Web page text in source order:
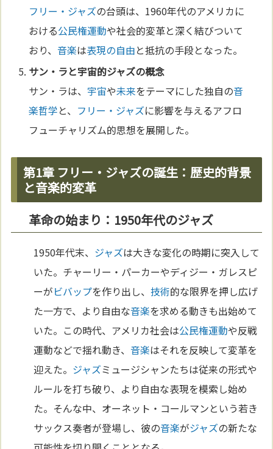
フリー・ジャズの台頭は、1960年代のアメリカに
おける公民権運動や社会的変革と深く結びついて
おり、音楽は表現の自由と抵抗の手段となった。
サン・ラと宇宙的ジャズの概念
サン・ラは、 宇宙や未来をテーマにした独自の音
楽哲学と、 フリー・ジャズに影響を与えるアフロ
フューチャリズム的思想を展開した。
第1章 フリー・ジャズの誕生：歴史的背景
と音楽的変革
革命の始まり：1950年代のジャズ
1950年代末、 ジャズは大きな変化の時期に突入して
いた。チャーリー・パーカーやディジー・ガレスピ
ーがビバップを作り出し、技術的な限界を押し広げ
た一方で、より自由な音楽を求める動きも出始めて
いた。この時代、アメリカ社会は公民権運動や反戦
運動などで揺れ動き、音楽はそれを反映して変革を
迎えた。 ジャズミュージシャンたちは従来の形式や
ルールを打ち破り、より自由な表現を模索し始め
た。そんな中、オーネット・コールマンという若き
サックス奏者が登場し、彼の音楽がジャズの新たな